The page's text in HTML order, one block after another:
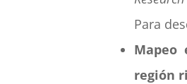
Para
Mapeo
región